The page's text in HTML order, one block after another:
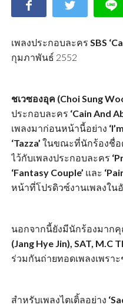
เพลงประกอบละคร SBS
กุมภาพันธ์ 2552
ชเวซองอุค (Choi Sung
ประกอบละคร ‘Cain And
เพลงมาก่อนหน้านี้อย่าง
‘Tazza’ ในขณะที่นักร้องชื่อ
ไว้กับเพลงประกอบละคร
‘Fantasy Couple’ และ
หน้าที่โปรดิวซ์งานเพลงใน
นอกจากนี้ยังมีนักร้องมาก
(Jang Hye Jin), SAT, M.C
ร่วมกันถ่ายทอดเพลงเพรา
สำหรับเพลงไตเติ้ลอย่าง